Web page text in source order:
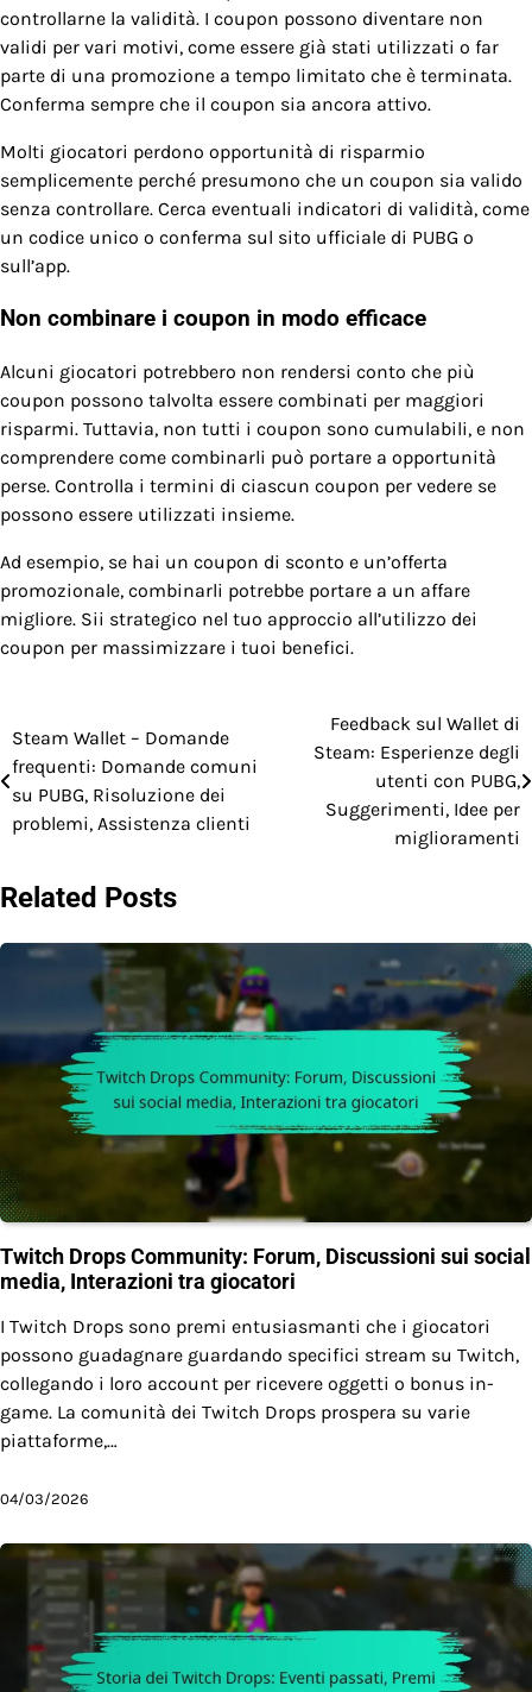
controllarne la validità. I coupon possono diventare non
validi per vari motivi, come essere già stati utilizzati o far
parte di una promozione a tempo limitato che è terminata.
Conferma sempre che il coupon sia ancora attivo.
Molti giocatori perdono opportunità di risparmio
semplicemente perché presumono che un coupon sia valido
senza controllare. Cerca eventuali indicatori di validità, come
un codice unico o conferma sul sito ufficiale di PUBG o
sull’app.
Non combinare i coupon in modo efficace
Alcuni giocatori potrebbero non rendersi conto che più
coupon possono talvolta essere combinati per maggiori
risparmi. Tuttavia, non tutti i coupon sono cumulabili, e non
comprendere come combinarli può portare a opportunità
perse. Controlla i termini di ciascun coupon per vedere se
possono essere utilizzati insieme.
Ad esempio, se hai un coupon di sconto e un’offerta
promozionale, combinarli potrebbe portare a un affare
migliore. Sii strategico nel tuo approccio all’utilizzo dei
coupon per massimizzare i tuoi benefici.
Post
navigation
Steam Wallet – Domande
frequenti: Domande comuni
su PUBG, Risoluzione dei
problemi, Assistenza clienti
Feedback sul Wallet di
Steam: Esperienze degli
utenti con PUBG,
Suggerimenti, Idee per
miglioramenti
Related Posts
Twitch Drops Community: Forum, Discussioni sui social
media, Interazioni tra giocatori
I Twitch Drops sono premi entusiasmanti che i giocatori
possono guadagnare guardando specifici stream su Twitch,
collegando i loro account per ricevere oggetti o bonus in-
game. La comunità dei Twitch Drops prospera su varie
piattaforme,…
04/03/2026